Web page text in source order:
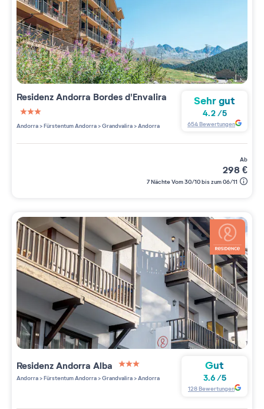
ResidenzAndorra Bordes d'Envalira
3 étoiles sur 5
Andorra>Fürstentum Andorra>Grandvalira>Andorra
Sehr gut
4.2/5
654Bewertungen
ab
298€
7 Nächte Vom 30/10 bis zum 06/11
ResidenzAndorra Alba
3 étoiles sur 5
Andorra>Fürstentum Andorra>Grandvalira>Andorra
Gut
3.6/5
128Bewertungen